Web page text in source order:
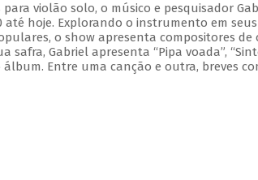
violão solo, o músico e pesquisador
até hoje. Explorando o instrumento em
o show apresenta compositores de
safra, Gabriel apresenta “Pipa voada”,
Entre uma canção e outra, breves